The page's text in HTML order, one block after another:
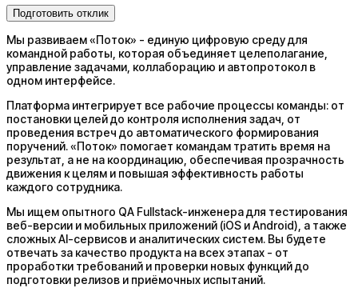
Подготовить отклик
Мы развиваем «Поток» - единую цифровую среду для
командной работы, которая объединяет целеполагание,
управление задачами, коллаборацию и автопротокол в
одном интерфейсе.
Платформа интегрирует все рабочие процессы команды: от
постановки целей до контроля исполнения задач, от
проведения встреч до автоматического формирования
поручений. «Поток» помогает командам тратить время на
результат, а не на координацию, обеспечивая прозрачность
движения к целям и повышая эффективность работы
каждого сотрудника.
Мы ищем опытного QA Fullstack-инженера для тестирования
веб-версии и мобильных приложений (iOS и Android), а также
сложных AI-сервисов и аналитических систем. Вы будете
отвечать за качество продукта на всех этапах - от
проработки требований и проверки новых функций до
подготовки релизов и приёмочных испытаний.